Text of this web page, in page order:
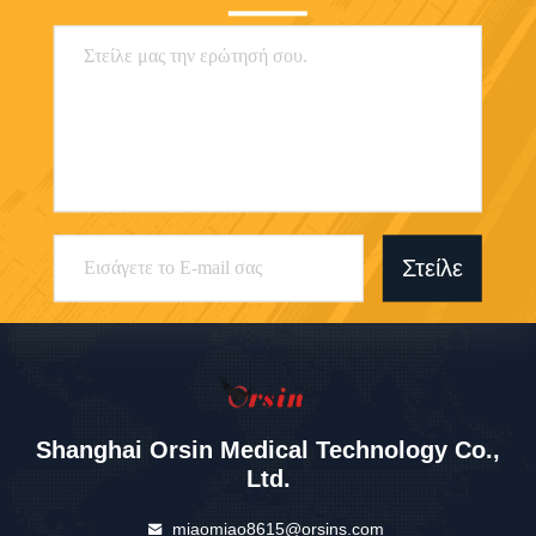
Στείλε
Shanghai Orsin Medical Technology Co.,
Ltd.
miaomiao8615@orsins.com